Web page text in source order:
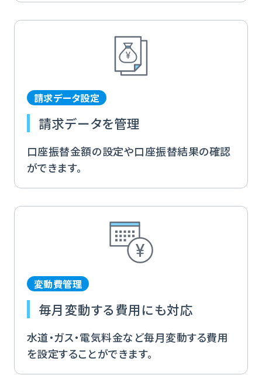
請求データ設定
請求データを管理
口座振替金額の設定や口座振替結果の確認
ができます。
変動費管理
毎月変動する費用にも対応
水道・ガス・電気料金など毎月変動する費用
を設定することができます。